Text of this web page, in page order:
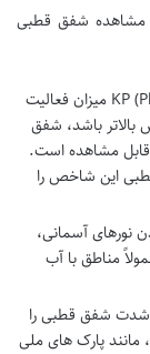
مشاهده شفق قطبی
شاخص KP (Planetary K-index) میزان فعالیت
باشد، شفق
قابل مشاهده است.
این شاخص را
نورهای آسمانی،
مناطق با آب
شدت شفق قطبی را
مانند پارک های ملی